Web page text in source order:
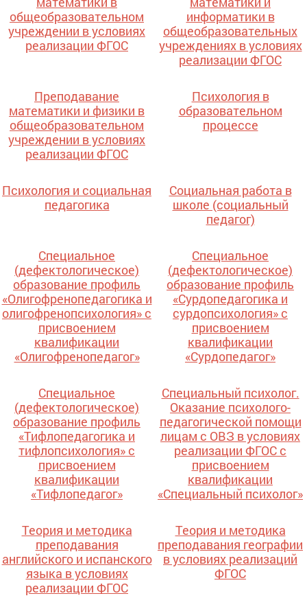
общеобразовательном
учреждении в условиях
реализации ФГОС
информатики в
общеобразовательных
учреждениях в условиях
реализации ФГОС
Преподавание
математики и физики в
общеобразовательном
учреждении в условиях
реализации ФГОС
Психология в
образовательном
процессе
Психология и социальная
педагогика
Социальная работа в
школе (социальный
педагог)
Специальное
(дефектологическое)
образование профиль
«Олигофренопедагогика и
олигофренопсихология» с
присвоением
квалификации
«Олигофренопедагог»
Специальное
(дефектологическое)
образование профиль
«Сурдопедагогика и
сурдопсихология» с
присвоением
квалификации
«Сурдопедагог»
Специальное
(дефектологическое)
образование профиль
«Тифлопедагогика и
тифлопсихология» с
присвоением
квалификации
«Тифлопедагог»
Специальный психолог.
Оказание психолого-
педагогической помощи
лицам с ОВЗ в условиях
реализации ФГОС с
присвоением
квалификации
«Специальный психолог»
Теория и методика
преподавания
английского и испанского
языка в условиях
реализации ФГОС
Теория и методика
преподавания географии
в условиях реализаций
ФГОС